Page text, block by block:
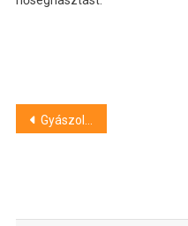
Bejegyzés
Gyászol Debrecen: 25 éves korában elhunyt Mocsár Zsófia